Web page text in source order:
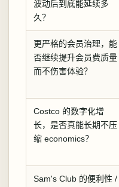
波动后到底能延续多
久？
更严格的会员治理，能
否继续提升会员费质量
而不伤害体验？
Costco 的数字化增
长，是否真能长期不压
缩 economics？
Sam's Club 的便利性 /